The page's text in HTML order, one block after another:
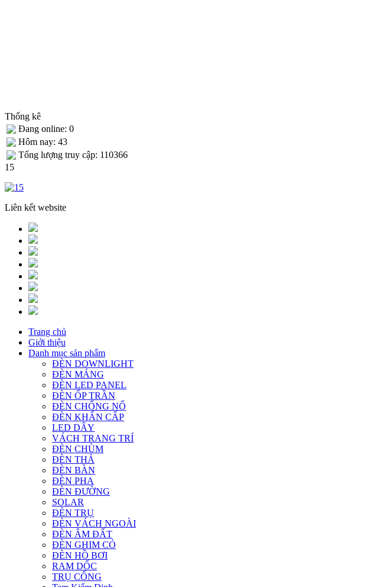
Thống kê
Đang online: 0
Hôm nay: 43
Tống lượng truy cập: 110366
15
Liên kết website
Trang chủ
Giới thiệu
Danh mục sản phẩm
ĐÈN DOWNLIGHT
ĐÈN MÁNG
ĐÈN LED PANEL
ĐÈN ỐP TRẦN
ĐÈN CHỐNG NỔ
ĐÈN KHẨN CẤP
LED DÂY
VÁCH TRANG TRÍ
ĐÈN CHÙM
ĐÈN THẢ
ĐÈN BÀN
ĐÈN PHA
ĐÈN ĐƯỜNG
SOLAR
ĐÈN TRỤ
ĐÈN VÁCH NGOÀI
ĐÈN ÂM ĐẤT
ĐÈN GHIM CỎ
ĐÈN HỒ BƠI
RAM DỐC
TRỤ CỔNG